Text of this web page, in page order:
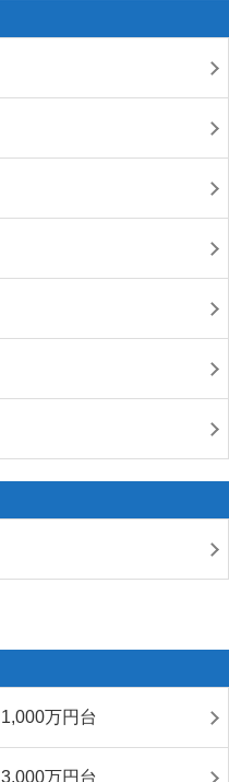
1,000万円台
3,000万円台